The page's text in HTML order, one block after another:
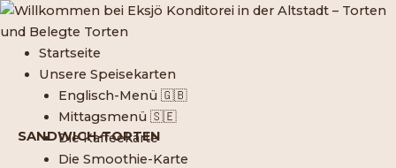
Zum
Inhalt
springenStartseite
Unsere Speisekarten
Englisch-Menü 🇬🇧
Mittagsmenü 🇸🇪
Die Kaffeekarte
Die Smoothie-Karte
SANDWICH-TORTEN